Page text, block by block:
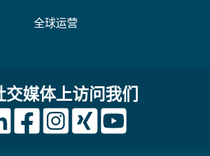
全球运营
交媒体上访问我们